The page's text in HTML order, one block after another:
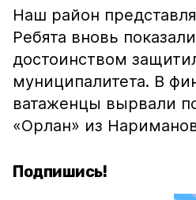
Наш район
Ребята вновь
достоинством
муниципалитета. В
ватаженцы вырвали
«Орлан» из
Подпишись!